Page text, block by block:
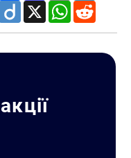
Messenger
Diigo X WhatsApp